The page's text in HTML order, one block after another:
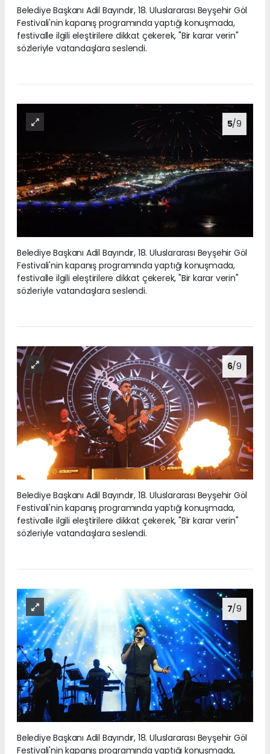
Belediye Başkanı Adil Bayındır, 18. Uluslararası Beyşehir Göl
Festivali'nin kapanış programında yaptığı konuşmada,
festivalle ilgili eleştirilere dikkat çekerek, "Bir karar verin"
sözleriyle vatandaşlara seslendi.
5/9
Belediye Başkanı Adil Bayındır, 18. Uluslararası Beyşehir Göl
Festivali'nin kapanış programında yaptığı konuşmada,
festivalle ilgili eleştirilere dikkat çekerek, "Bir karar verin"
sözleriyle vatandaşlara seslendi.
6/9
Belediye Başkanı Adil Bayındır, 18. Uluslararası Beyşehir Göl
Festivali'nin kapanış programında yaptığı konuşmada,
festivalle ilgili eleştirilere dikkat çekerek, "Bir karar verin"
sözleriyle vatandaşlara seslendi.
7/9
Belediye Başkanı Adil Bayındır, 18. Uluslararası Beyşehir Göl
Festivali'nin kapanış programında yaptığı konuşmada,